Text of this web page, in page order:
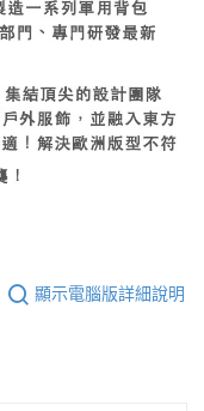
顯示電腦版詳細說明